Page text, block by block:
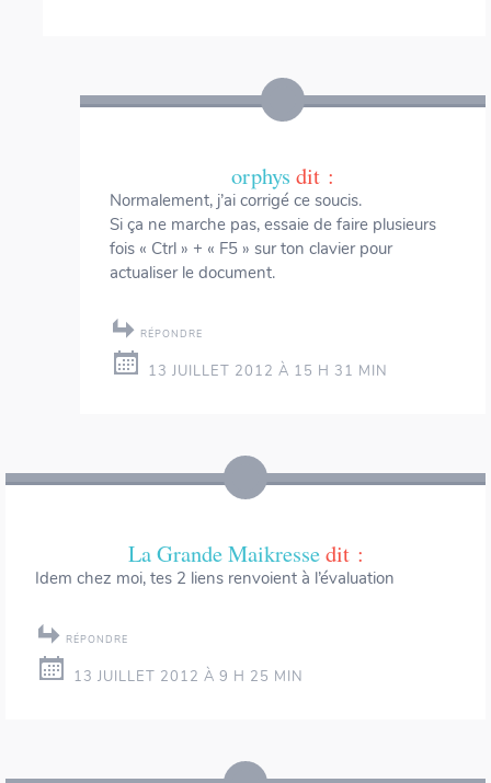
orphys dit :
Normalement, j’ai corrigé ce soucis.
Si ça ne marche pas, essaie de faire plusieurs
fois « Ctrl » + « F5 » sur ton clavier pour
actualiser le document.
RÉPONDRE
13 JUILLET 2012 À 15 H 31 MIN
La Grande Maikressedit :
Idem chez moi, tes 2 liens renvoient à l’évaluation
RÉPONDRE
13 JUILLET 2012 À 9 H 25 MIN